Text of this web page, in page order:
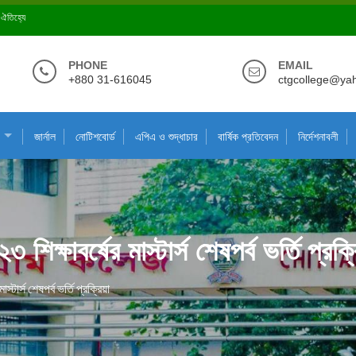
ঐতিহ্যে
PHONE
+880 31-616045
EMAIL
জার্নাল নোটিশবোর্ড এপিএ ও শুদ্ধাচার বার্ষিক প্রতিবেদন নির্দেশনাবলী
মাস্টার্স শেষপর্ব ভর্তি
শেষপর্ব ভর্তি প্রক্রিয়া